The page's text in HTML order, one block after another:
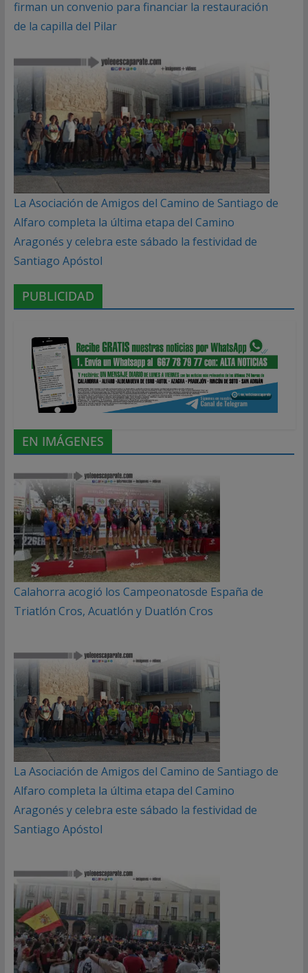
firman un convenio para financiar la restauración
de la capilla del Pilar
La Asociación de Amigos del Camino de Santiago de
Alfaro completa la última etapa del Camino
Aragonés y celebra este sábado la festividad de
Santiago Apóstol
PUBLICIDAD
EN IMÁGENES
Calahorra acogió los Campeonatosde España de
Triatlón Cros, Acuatlón y Duatlón Cros
La Asociación de Amigos del Camino de Santiago de
Alfaro completa la última etapa del Camino
Aragonés y celebra este sábado la festividad de
Santiago Apóstol